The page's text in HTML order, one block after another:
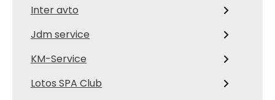
Inter avto
Jdm service
KM-Service
Lotos SPA Club